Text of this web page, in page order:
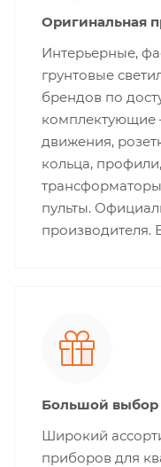
Оригинальная
Интерьерные,
грунтовые
брендов по
комплектующие
движения,
кольца,
пульты.
производителя.
Большой выбор
Широкий
приборов для